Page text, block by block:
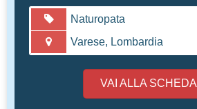
Naturopata
Varese, Lombardia
VAI ALLA SCHEDA